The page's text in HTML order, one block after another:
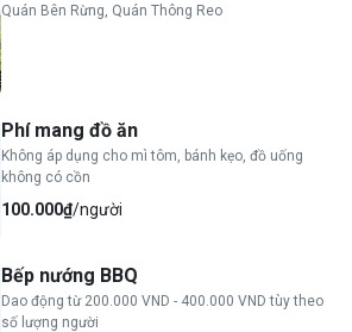
Quán Bên Rừng, Quán Thông Reo
Phí mang đồ ăn
Không áp dụng cho mì tôm, bánh kẹo, đồ uống
không có cồn
100.000₫/người
Bếp nướng BBQ
Dao động từ 200.000 VND - 400.000 VND tùy theo
số lượng người